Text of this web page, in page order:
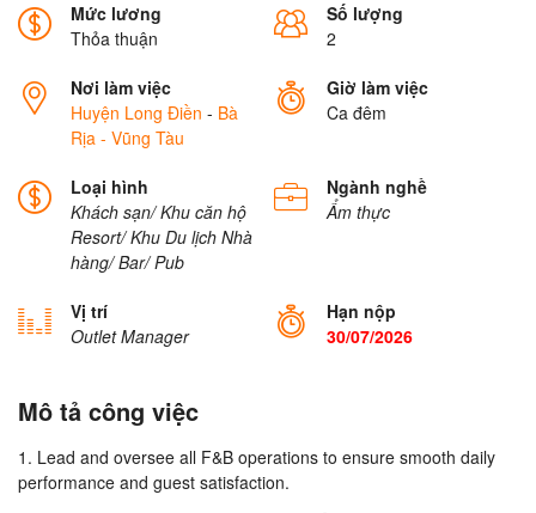
Mức lương
Thỏa thuận
Số lượng
2
Nơi làm việc
Huyện Long Điền - Bà
Rịa - Vũng Tàu
Giờ làm việc
Ca đêm
Loại hình
Khách sạn/ Khu căn hộ
Resort/ Khu Du lịch Nhà
hàng/ Bar/ Pub
Ngành nghề
Ẩm thực
Vị trí
Outlet Manager
Hạn nộp
30/07/2026
Mô tả công việc
1. Lead and oversee all F&B operations to ensure smooth daily
performance and guest satisfaction.